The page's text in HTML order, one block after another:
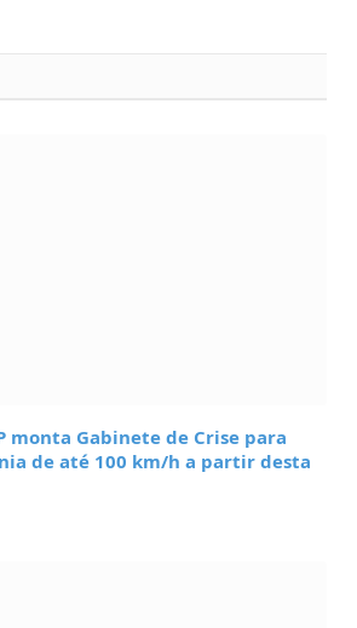
monta Gabinete de Crise para
de até 100 km/h a partir desta